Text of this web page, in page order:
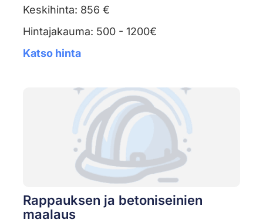
Keskihinta: 856 €
Hintajakauma: 500 - 1200€
Katso hinta
Rappauksen ja betoniseinien
maalaus